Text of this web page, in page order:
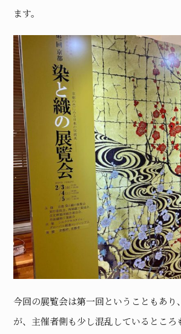
ます。
今回の展覧会は第一回ということもあり
が、主催者側も少し混乱しているところ